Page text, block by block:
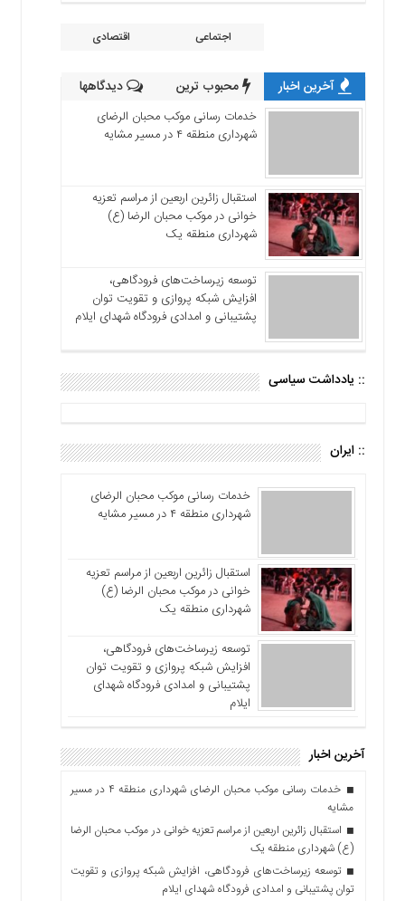
اجتماعی اقتصادی
آخرین اخبار محبوب ترین دیدگاهها
خدمات رسانی موکب محبان الرضای
شهرداری منطقه ۴ در مسیر مشایه
استقبال زائرین اربعین از مراسم تعزیه
خوانی در موکب محبان الرضا (ع)
شهرداری منطقه یک
توسعه زیرساخت‌های فرودگاهی،
افزایش شبکه پروازی و تقویت توان
پشتیبانی و امدادی فرودگاه شهدای ایلام
:: یادداشت سیاسی
:: ایران
خدمات رسانی موکب محبان الرضای
شهرداری منطقه ۴ در مسیر مشایه
استقبال زائرین اربعین از مراسم تعزیه
خوانی در موکب محبان الرضا (ع)
شهرداری منطقه یک
توسعه زیرساخت‌های فرودگاهی،
افزایش شبکه پروازی و تقویت توان
پشتیبانی و امدادی فرودگاه شهدای
ایلام
آخرین اخبار
خدمات رسانی موکب محبان الرضای شهرداری منطقه ۴ در مسیر
مشایه
استقبال زائرین اربعین از مراسم تعزیه خوانی در موکب محبان الرضا
(ع) شهرداری منطقه یک
توسعه زیرساخت‌های فرودگاهی، افزایش شبکه پروازی و تقویت
توان پشتیبانی و امدادی فرودگاه شهدای ایلام